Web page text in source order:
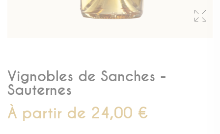
Vignobles de Sanches -
Sauternes
À partir de 24,00 €